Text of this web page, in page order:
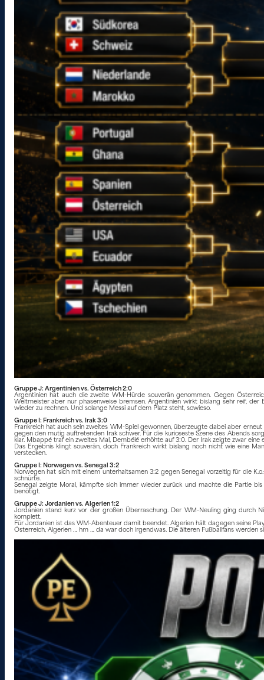
Gruppe J: Argentinien vs. Österreich 2:0
Argentinien hat auch die zweite WM-Hürde souverän genommen. Gegen
Weltmeister aber nur phasenweise bremsen. Argentinien wirkt bislang sehr reif,
wieder zu rechnen. Und solange Messi auf dem Platz steht, sowieso.
Gruppe I: Frankreich vs. Irak 3:0
Frankreich hat auch sein zweites WM-Spiel gewonnen, überzeugte dabei aber
gegen den mutig auftretenden Irak schwer. Für die kurioseste Szene des Abends
klar. Mbappé traf ein zweites Mal, Dembélé erhöhte auf 3:0. Der Irak zeigte zwar
Das Ergebnis klingt souverän, doch Frankreich wirkt bislang noch nicht wie eine
verstecken.
Gruppe I: Norwegen vs. Senegal 3:2
Norwegen hat sich mit einem unterhaltsamen 3:2 gegen Senegal vorzeitig für die
schnürte.
Senegal zeigte Moral, kämpfte sich immer wieder zurück und machte die Partie
benötigt.
Gruppe J: Jordanien vs. Algerien 1:2
Jordanien stand kurz vor der großen Überraschung. Der WM-Neuling ging durch
komplett.
Für Jordanien ist das WM-Abenteuer damit beendet. Algerien hält dagegen seine
Österreich, Algerien … hm … da war doch irgendwas. Die älteren Fußballfans werden